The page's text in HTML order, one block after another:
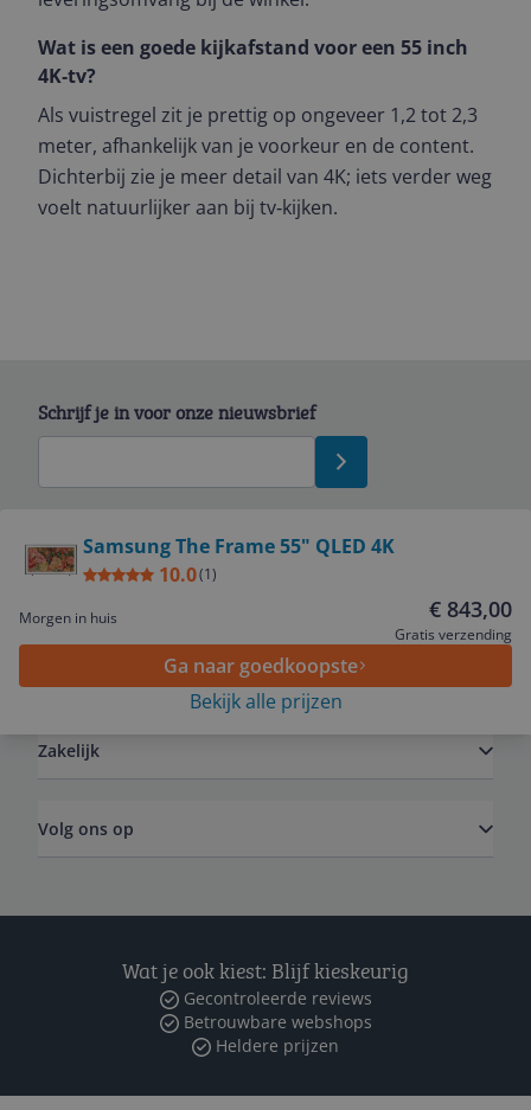
Wat is een goede kijkafstand voor een 55 inch
4K‑tv?
Als vuistregel zit je prettig op ongeveer 1,2 tot 2,3
meter, afhankelijk van je voorkeur en de content.
Dichterbij zie je meer detail van 4K; iets verder weg
voelt natuurlijker aan bij tv‑kijken.
Samsung The Frame 55" QLED 4K
10.0(1)
Morgen in huis € 843,00
Gratis verzending
Ga naar goedkoopste
Bekijk alle prijzen
Schrijf je in voor onze nieuwsbrief
Zakelijk
Volg ons op
Wat je ook kiest: Blijf kieskeurig
Gecontroleerde reviews
Betrouwbare webshops
Heldere prijzen